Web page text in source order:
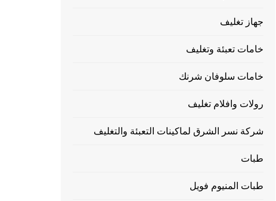
جهاز تغليف
خامات تعبئة وتغليف
خامات سلوفان شرنك
رولات وافلام تغليف
شركة نسر الشرق لماكينات التعبئة والتغليف
طبات
طبات المنيوم فويل